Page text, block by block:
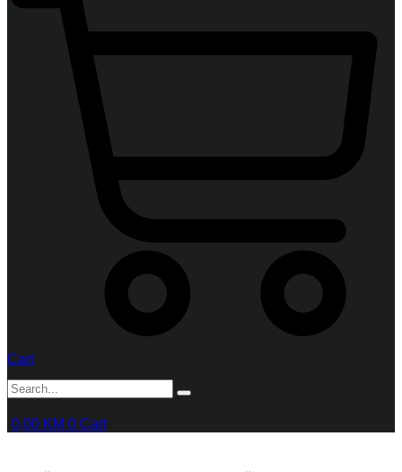
Cart
0,00 KM 0 Cart